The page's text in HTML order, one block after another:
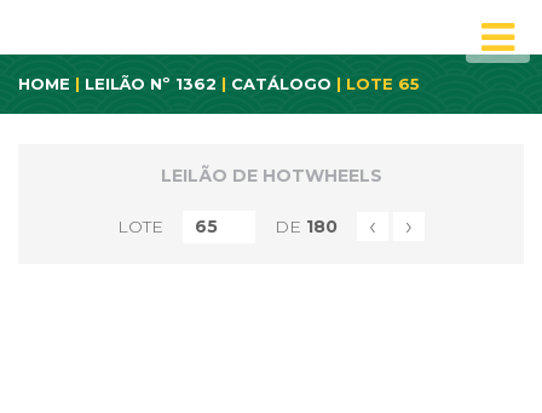
HOME | LEILÃO Nº 1362 | CATÁLOGO | LOTE 65
LEILÃO DE HOTWHEELS
LOTE DE 180 ‹ ›